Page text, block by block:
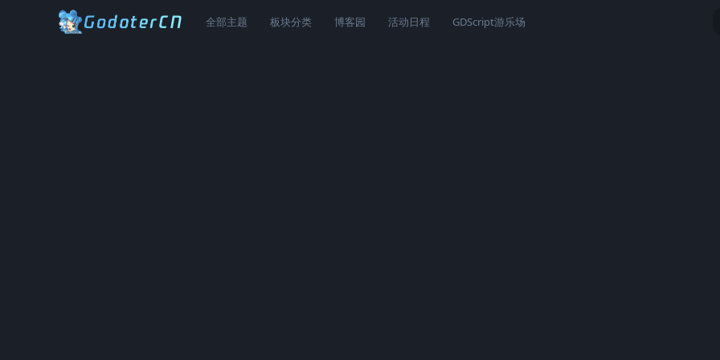
全部主题 板块分类 博客园 活动日程 GDScript游乐场